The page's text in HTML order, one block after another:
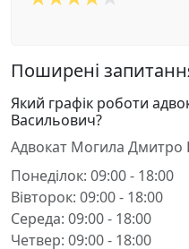
Поширені
Який графік роботи
Васильович?
Адвокат Могила Дмитро
Понеділок: 09:00 - 18:00
Вівторок: 09:00 - 18:00
Середа: 09:00 - 18:00
Четвер: 09:00 - 18:00